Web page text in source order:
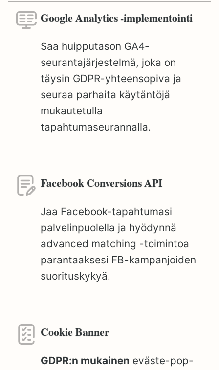
Google Analytics -implementointi
Saa huipputason GA4-
seurantajärjestelmä, joka on
täysin GDPR-yhteensopiva ja
seuraa parhaita käytäntöjä
mukautetulla
tapahtumaseurannalla.
Facebook Conversions API
Jaa Facebook-tapahtumasi
palvelinpuolella ja hyödynnä
advanced matching -toimintoa
parantaaksesi FB-kampanjoiden
suorituskykyä.
Cookie Banner
GDPR:n mukainen eväste-pop-